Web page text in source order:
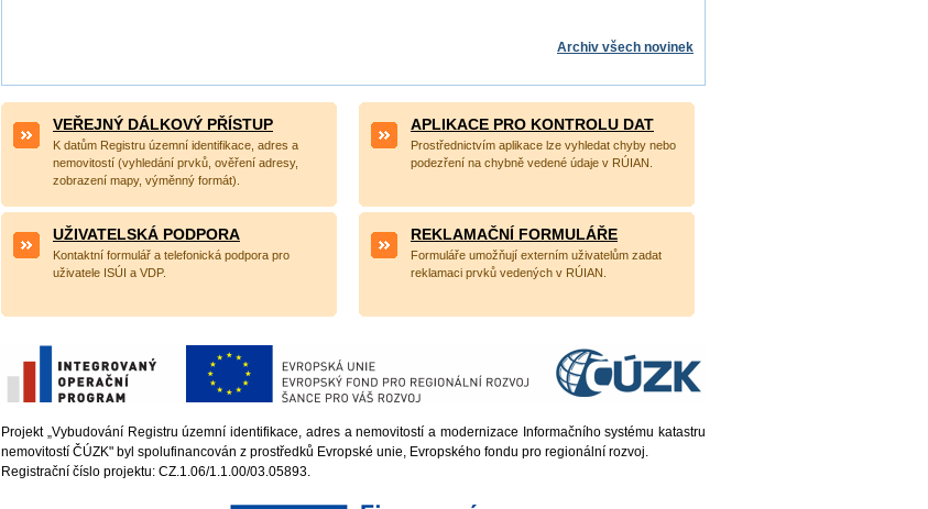
Archiv všech novinek
VEŘEJNÝ DÁLKOVÝ PŘÍSTUP
K datům Registru územní identifikace, adres a
nemovitostí (vyhledání prvků, ověření adresy,
zobrazení mapy, výměnný formát).
APLIKACE PRO KONTROLU DAT
Prostřednictvím aplikace lze vyhledat chyby nebo
podezření na chybně vedené údaje v RÚIAN.
UŽIVATELSKÁ PODPORA
Kontaktní formulář a telefonická podpora pro
uživatele ISÚI a VDP.
REKLAMAČNÍ FORMULÁŘE
Formuláře umožňují externím uživatelům zadat
reklamaci prvků vedených v RÚIAN.
Projekt „Vybudování Registru územní identifikace, adres a nemovitostí a modernizace Informačního systému katastru
nemovitostí ČÚZK" byl spolufinancován z prostředků Evropské unie, Evropského fondu pro regionální rozvoj.
Registrační číslo projektu: CZ.1.06/1.1.00/03.05893.